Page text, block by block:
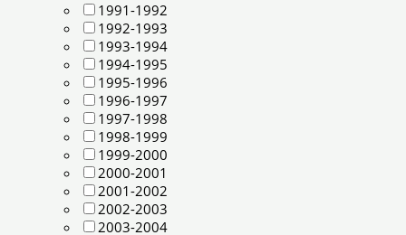
1991-1992
1992-1993
1993-1994
1994-1995
1995-1996
1996-1997
1997-1998
1998-1999
1999-2000
2000-2001
2001-2002
2002-2003
2003-2004